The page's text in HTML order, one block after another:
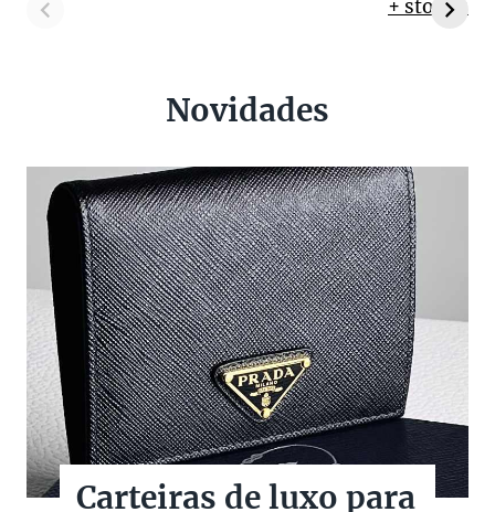
+ stories
Novidades
Christie’s leiloa